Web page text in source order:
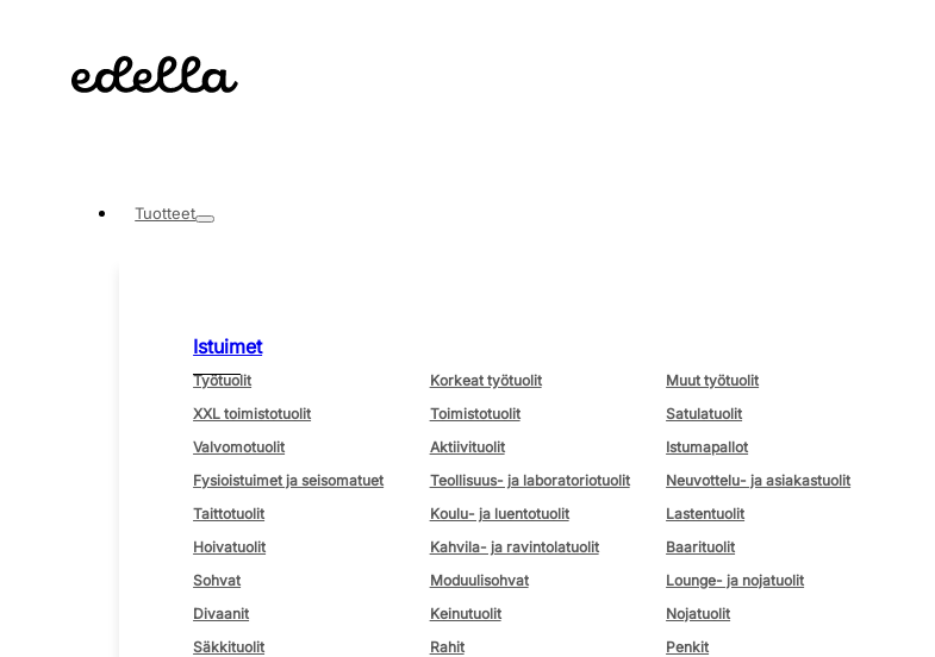
Tuotteet
Istuimet
Työtuolit Korkeat työtuolit
Muut työtuolit
XXL toimistotuolit
Toimistotuolit
Satulatuolit
Valvomotuolit
Aktiivituolit
Istumapallot
Fysioistuimet ja seisomatuet
Teollisuus- ja laboratoriotuolit
Neuvottelu- ja asiakastuolit
Taittotuolit
Koulu- ja luentotuolit
Lastentuolit
Hoivatuolit
Kahvila- ja ravintolatuolit
Baarituolit
Sohvat
Moduulisohvat
Lounge- ja nojatuolit
Divaanit
Keinutuolit
Nojatuolit
Säkkituolit
Rahit
Penkit